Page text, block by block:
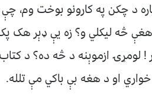
د چکن په کارونو بوخت وم،
څه لیکلي و؟ زه یې ډېر هک
! لومړۍ ازموېنه د څه ده؟ د
او د هغه بې باکي مې تلله.